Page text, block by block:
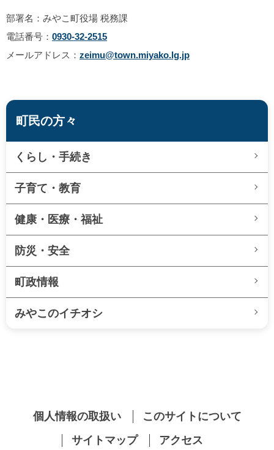
部署名：みやこ町役場 税務課
電話番号： 0930-32-2515
メールアドレス： zeimu@town.miyako.lg.jp
町民の方々
くらし・手続き
子育て・教育
健康・医療・福祉
防災・安全
町政情報
みやこのイチオシ
個人情報の取扱い
このサイトについて
サイトマップ
アクセス